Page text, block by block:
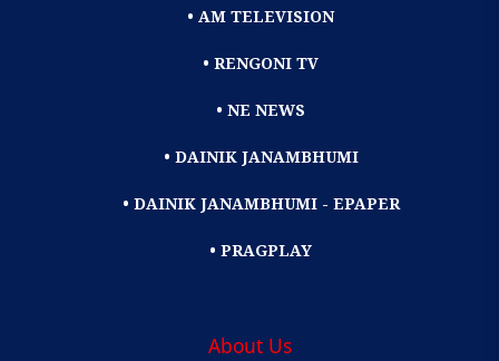
• AM TELEVISION
• RENGONI TV
• NE NEWS
• DAINIK JANAMBHUMI
• DAINIK JANAMBHUMI - EPAPER
• PRAGPLAY
About Us